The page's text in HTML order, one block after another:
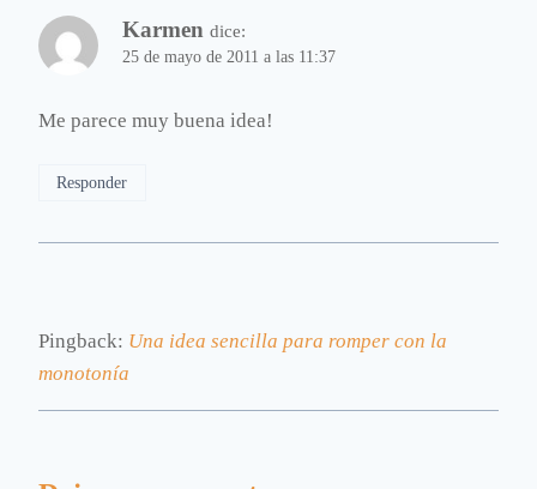
Karmen dice:
25 de mayo de 2011 a las 11:37
Me parece muy buena idea!
Responder
Pingback: Una idea sencilla para romper con la
monotonía